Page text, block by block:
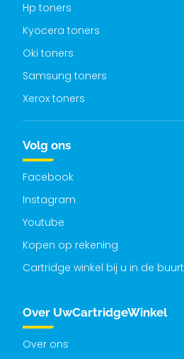
Hp toners
Kyocera toners
Oki toners
Samsung toners
Xerox toners
Volg ons
Facebook
Instagram
Youtube
Kopen op rekening
Cartridge winkel bij u in de buurt
Over UwCartridgeWinkel
Over ons